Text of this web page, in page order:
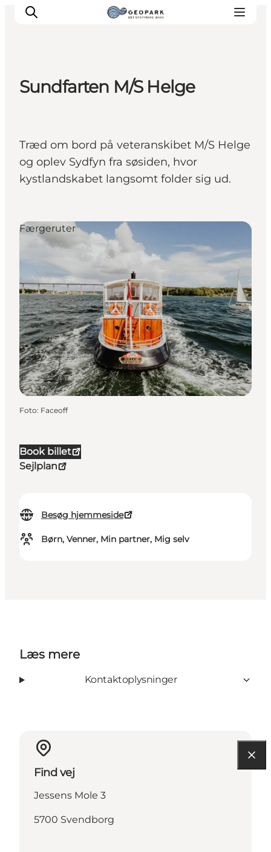
Sundfarten M/S Helge
Træd om bord på veteranskibet M/S Helge
og oplev Sydfyn fra søsiden, hvor
kystlandskabet langsomt folder sig ud.
Book billet
Sejlplan
Besøg hjemmeside
Børn, Venner, Min partner, Mig selv
Færgeruter
Foto: Faceoff
Læs mere
Kontaktoplysninger
Find vej
Jessens Mole 3
5700 Svendborg